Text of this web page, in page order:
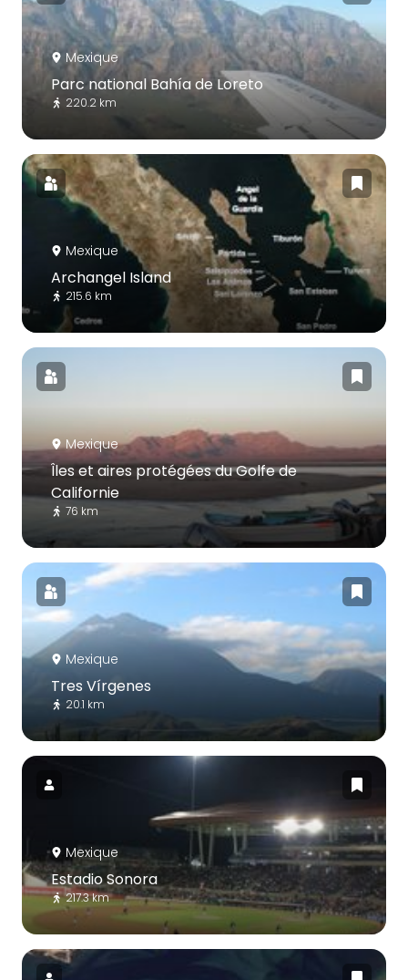
Mexique
Parc national Bahía de Loreto
220.2 km
Mexique
Archangel Island
215.6 km
Mexique
Îles et aires protégées du Golfe de
Californie
76 km
Mexique
Tres Vírgenes
20.1 km
Mexique
Estadio Sonora
217.3 km